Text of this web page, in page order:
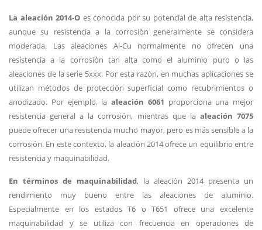
La aleación 2014-O es conocida por su potencial de alta resistencia,
aunque su resistencia a la corrosión generalmente se considera
moderada. Las aleaciones Al-Cu normalmente no ofrecen una
resistencia a la corrosión tan alta como el aluminio puro o las
aleaciones de la serie 5xxx. Por esta razón, en muchas aplicaciones se
utilizan métodos de protección superficial como recubrimientos o
anodizado. Por ejemplo, la aleación 6061 proporciona una mejor
resistencia general a la corrosión, mientras que la aleación 7075
puede ofrecer una resistencia mucho mayor, pero es más sensible a la
corrosión. En este contexto, la aleación 2014 ofrece un equilibrio entre
resistencia y maquinabilidad.
En términos de maquinabilidad, la aleación 2014 presenta un
rendimiento muy bueno entre las aleaciones de aluminio.
Especialmente en los estados T6 o T651 ofrece una excelente
maquinabilidad y se utiliza con frecuencia en operaciones de